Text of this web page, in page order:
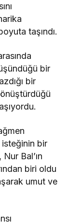
taşındı.
bir
bir
isteğinin bir
Bal’ın
biri oldu
umut ve